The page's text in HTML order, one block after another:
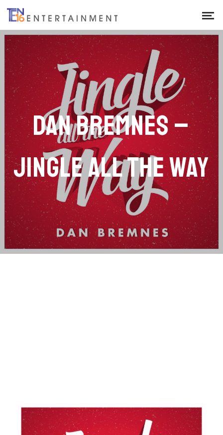
DAN BREMNES –
JINGLE ALL THE WAY